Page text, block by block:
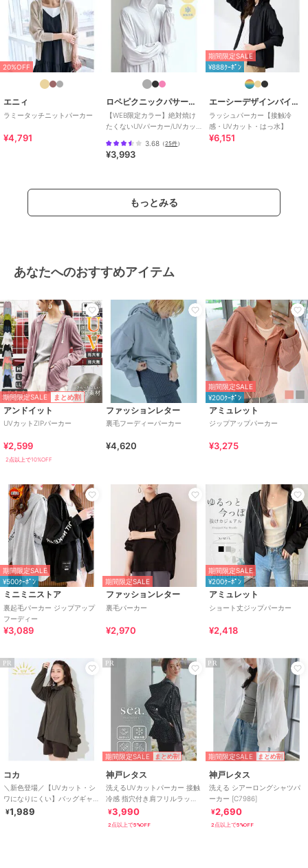
20%OFF
エニィ
ラミータッチニットパーカー
¥4,791
ロペピクニックパサージュ
【WEB限定カラー】絶対焼け
たくないUVパーカー/UVカッ
3.68 （25件）
¥3,993
期間限定SALE
¥888ｸｰﾎﾟﾝ
エーシーデザインバイアルファキュービック
ラッシュパーカー【接触冷
感・UVカット・はっ水】
¥6,151
もっとみる
あなたへのおすすめアイテム
期間限定SALE まとめ割
アンドイット
UVカットZIPパーカー
¥2,599
2点以上で10%OFF
ファッションレター
裏毛フーディーパーカー
¥4,620
期間限定SALE
¥200ｸｰﾎﾟﾝ
アミュレット
ジップアップパーカー
¥3,275
期間限定SALE
¥500ｸｰﾎﾟﾝ
ミニミニストア
裏起毛パーカー ジップアップ
フーディー
¥3,089
期間限定SALE
ファッションレター
裏毛パーカー
¥2,970
期間限定SALE
¥200ｸｰﾎﾟﾝ
アミュレット
ショート丈ジップパーカー
¥2,418
PR
コカ
＼新色登場／【UVカット・シ
ワになりにくい】バッグギャ
ザーUVパーカー 全4色
¥1,989
PR
期間限定SALE まとめ割
神戸レタス
洗えるUVカットパーカー 接触
冷感 指穴付き肩フリルラッシ
ュガード [S209]
¥3,990
2点以上で5%OFF
PR
期間限定SALE まとめ割
神戸レタス
洗える シアーロングシャツパ
ーカー [C7986]
¥2,690
2点以上で5%OFF